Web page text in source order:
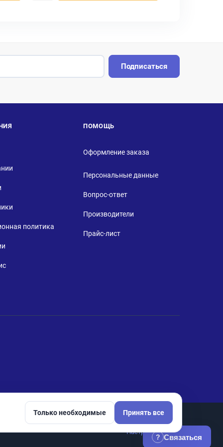
Подписаться
политика
ПОМОЩЬ
Оформление заказа
Персональные данные
Вопрос-ответ
Производители
Прайс-лист
Настройки cookie
? Связаться
Только необходимые Принять все